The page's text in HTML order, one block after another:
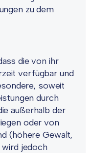
zu dem
die von ihr
verfügbar und
soweit
durch
außerhalb der
oder von
(höhere Gewalt,
jedoch